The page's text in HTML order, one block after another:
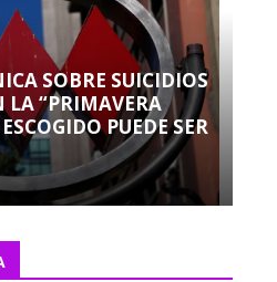
SOBRE SUICIDIOS
LA “PRIMAVERA
PUEDE SER